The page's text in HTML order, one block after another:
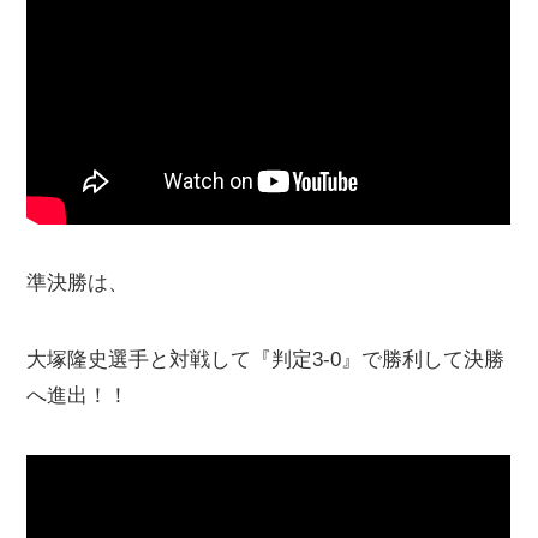
準決勝は、
大塚隆史選手と対戦して『判定3-0』で勝利して決勝
へ進出！！